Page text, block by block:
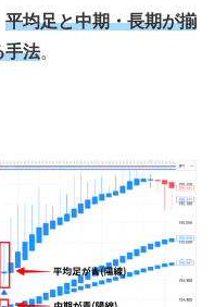
平均足と中期・長期が揃
手法。